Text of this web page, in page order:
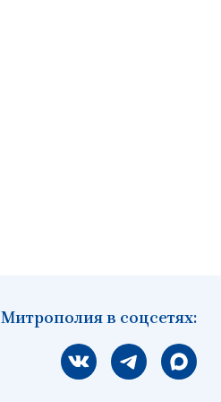
Митрополия в соцсетях:
Мы вконтакте
Мы в telegram
Мы в